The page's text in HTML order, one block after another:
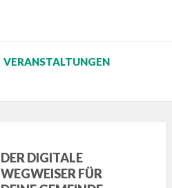
VERANSTALTUNGEN
DER DIGITALE
WEGWEISER FÜR